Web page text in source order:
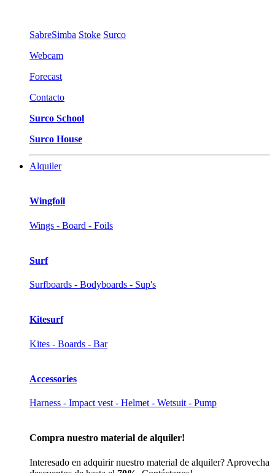
SabreSimba Stoke Surco
Webcam
Forecast
Contacto
Surco School
Surco House
Alquiler
Wingfoil
Wings - Board - Foils